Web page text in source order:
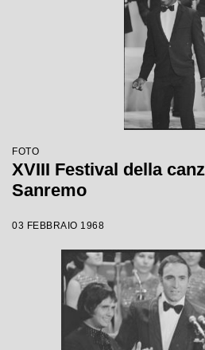
FOTO
XVIII Festival della
Sanremo
03 FEBBRAIO 1968